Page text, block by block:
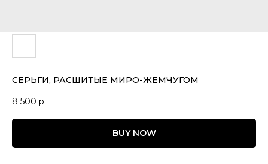
СЕРЬГИ, РАСШИТЫЕ МИРО-ЖЕМЧУГОМ
8 500 р.
BUY NOW